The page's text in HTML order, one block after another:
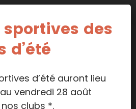
légales
personnelles
sportives des
d’été
d’été auront lieu
vendredi 28 août
clubs *.